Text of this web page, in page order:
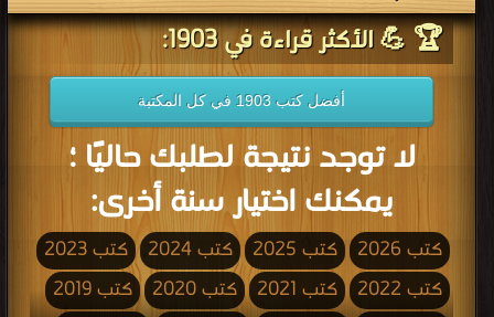
🏆 💪 الأكثر قراءة في 1903:
أفضل كتب 1903 في كل المكتبة
لا توجد نتيجة لطلبك حاليًا ؛
يمكنك اختيار سنة أخرى:
كتب 2026 كتب 2025 كتب 2024
كتب 2023
كتب 2022
كتب 2021 كتب 2020
كتب 2019